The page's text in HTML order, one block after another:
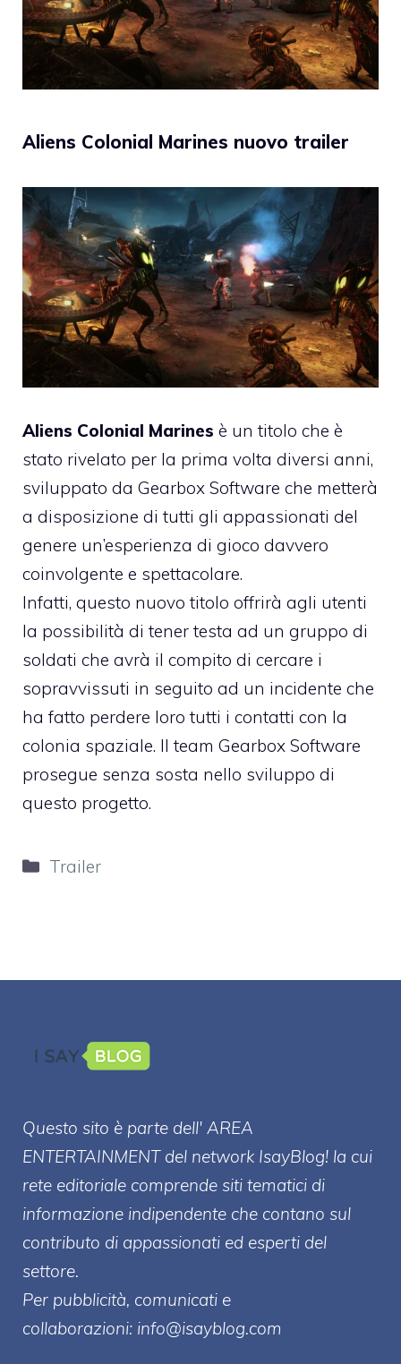
Aliens Colonial Marines nuovo trailer
Aliens Colonial Marines è un titolo che è
stato rivelato per la prima volta diversi anni,
sviluppato da Gearbox Software che metterà
a disposizione di tutti gli appassionati del
genere un’esperienza di gioco davvero
coinvolgente e spettacolare.
Infatti, questo nuovo titolo offrirà agli utenti
la possibilità di tener testa ad un gruppo di
soldati che avrà il compito di cercare i
sopravvissuti in seguito ad un incidente che
ha fatto perdere loro tutti i contatti con la
colonia spaziale. Il team Gearbox Software
prosegue senza sosta nello sviluppo di
questo progetto.
Categorie
Trailer
Questo sito è parte dell' AREA
ENTERTAINMENT del network IsayBlog! la cui
rete editoriale comprende siti tematici di
informazione indipendente che contano sul
contributo di appassionati ed esperti del
settore.
Per pubblicità, comunicati e
collaborazioni: info@isayblog.com